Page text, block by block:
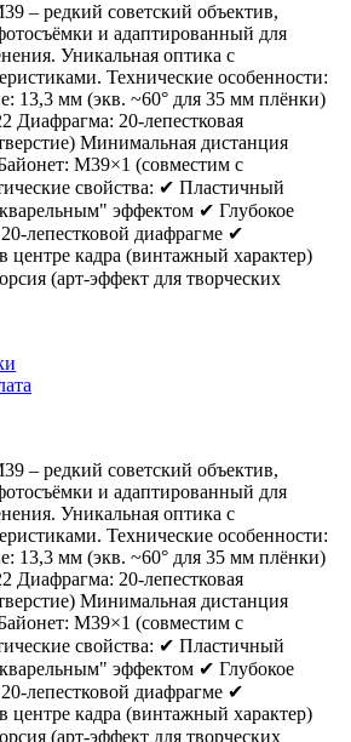
– редкий советский объектив,
и адаптированный для
Уникальная оптика с
Технические особенности:
13,3 мм (экв. ~60° для 35 мм плёнки)
Диафрагма: 20-лепестковая
Минимальная дистанция
M39×1 (совместим с
свойства: ✔ Пластичный
эффектом ✔ Глубокое
лепестковой диафрагме ✔
центре кадра (винтажный характер)
(арт-эффект для творческих
– редкий советский объектив,
и адаптированный для
Уникальная оптика с
Технические особенности:
13,3 мм (экв. ~60° для 35 мм плёнки)
Диафрагма: 20-лепестковая
Минимальная дистанция
M39×1 (совместим с
свойства: ✔ Пластичный
эффектом ✔ Глубокое
лепестковой диафрагме ✔
центре кадра (винтажный характер)
(арт-эффект для творческих